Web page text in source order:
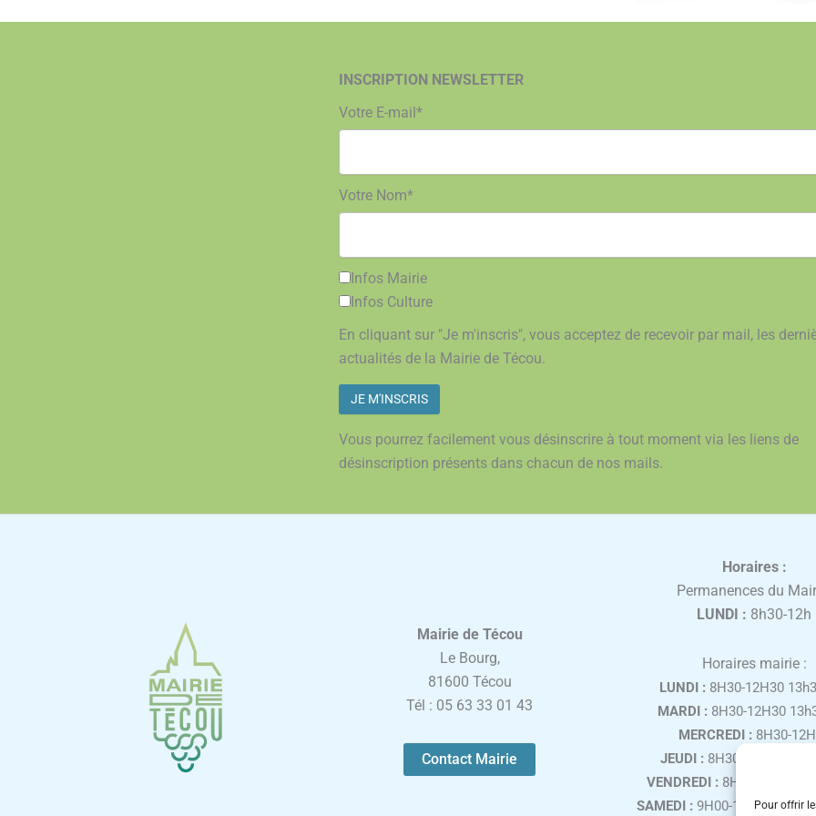
Pour offrir
INSCRIPTION NEWSLETTER
Votre E-mail*
Votre Nom*
Infos Mairie
Infos Culture
En cliquant sur "Je m'inscris", vous acceptez de recevoir par mail, les
actualités de la Mairie de Técou.
Vous pourrez facilement vous désinscrire à tout moment via les liens de
désinscription présents dans chacun de nos mails.
Mairie de Técou
Le Bourg,
81600 Técou
Tél : 05 63 33 01 43
Contact Mairie
Horaires :
Permanences du
LUNDI : 8h30-12h
Horaires mairie :
LUNDI : 8H30-12H30
MARDI : 8H30-12H30
MERCREDI : 8H30-
JEUDI : 8H30-12H30
VENDREDI : 8H30-12H30
SAMEDI : 9H00-12H00,